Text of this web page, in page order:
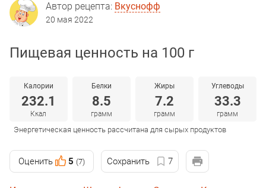
Автор рецепта: Вкуснофф
20 мая 2022
Пищевая ценность на 100 г
Калории
232.1
Ккал
Белки
8.5
грамм
Жиры
7.2
грамм
Углеводы
33.3
грамм
Энергетическая ценность рассчитана для сырых продуктов
Оценить 5 (7) Сохранить 7